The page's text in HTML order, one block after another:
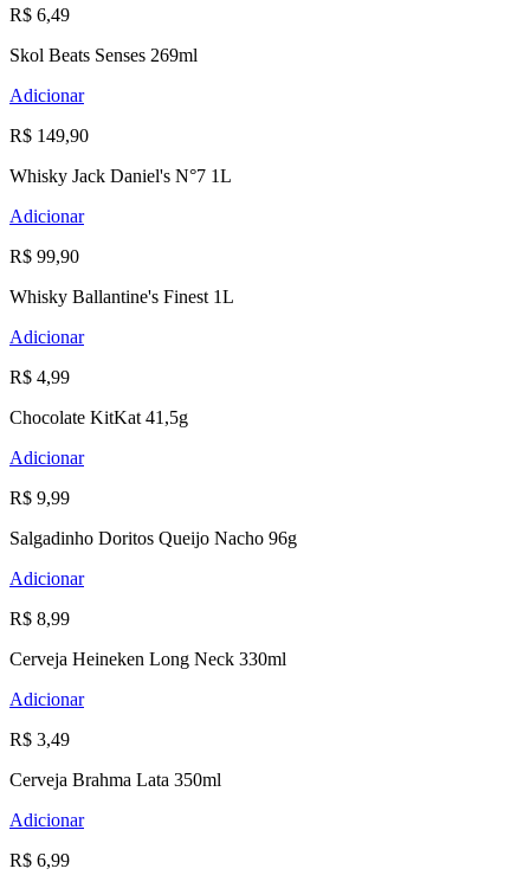
R$ 6,49
Skol Beats Senses 269ml
Adicionar
R$ 149,90
Whisky Jack Daniel's N°7 1L
Adicionar
R$ 99,90
Whisky Ballantine's Finest 1L
Adicionar
R$ 4,99
Chocolate KitKat 41,5g
Adicionar
R$ 9,99
Salgadinho Doritos Queijo Nacho 96g
Adicionar
R$ 8,99
Cerveja Heineken Long Neck 330ml
Adicionar
R$ 3,49
Cerveja Brahma Lata 350ml
Adicionar
R$ 6,99